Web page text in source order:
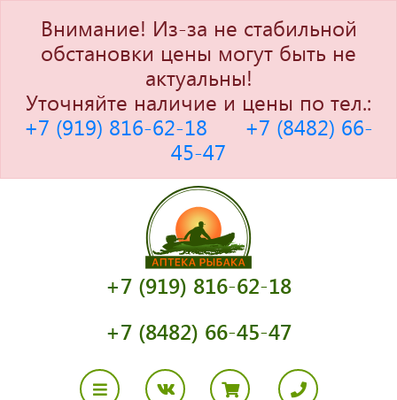
Внимание! Из-за не стабильной
обстановки цены могут быть не
актуальны!
Уточняйте наличие и цены по тел.:
+7 (919) 816-62-18
+7 (8482) 66-
45-47
+7 (919) 816-62-18
+7 (8482) 66-45-47